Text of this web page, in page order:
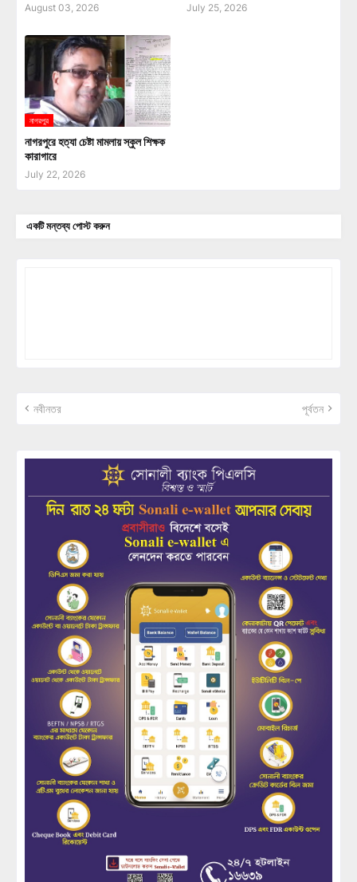
August 03, 2026 July 25, 2026
নাগরপুর
নাগরপুরে হত্যা চেষ্টা মামলায় স্কুল শিক্ষক
কারাগারে
July 22, 2026
একটি মন্তব্য পোস্ট করুন
নবীনতর পূর্বতন